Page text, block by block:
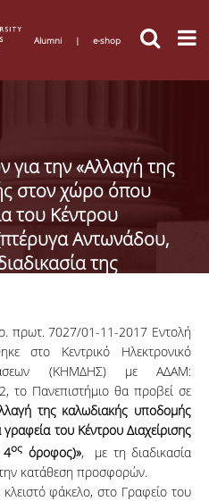
Alumni | e-shop
την «Αλλαγή της
στον χώρο όπου
του Κέντρου
Αντωνάδου,
της
πρωτ. 7027/01-11-2017 Εντολή
στο Κεντρικό Ηλεκτρονικό
(ΚΗΜΔΗΣ) με ΑΔΑΜ:
το Πανεπιστήμιο θα προβεί σε
της καλωδιακής υποδομής
του Κέντρου Διαχείρισης
4ος όροφος)», με τη διαδικασία
κατάθεση προσφορών.
φάκελο, στο Γραφείο του